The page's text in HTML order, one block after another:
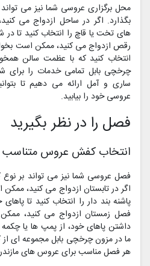
محل برگزاری عروسی شما نیز می
بگذارد. اگر در ساحل ازدواج می
های تخت یا قاچ را انتخاب کنید تا
رقص ازدواج می کنید، ممکن است
انتخاب کنید که با عظمت سالن
چرخچی بابل تمامی خدمات را برای
ساری و آمل ارائه می دهیم تا
عروسی خود را بیابید.
فصل را در نظر بگیرید
انتخاب کفش عروس
فصل عروسی شما نیز می تواند بر
اگر در تابستان ازدواج می کنید،
پاشنه بند دار را انتخاب کنید تا
فصل زمستان ازدواج می کنید،
داشتن پاهای خود، از پمپ ها یا
ما در مزون چرخچی بابل مجموعه ای
هر فصل مناسب برای عروس های